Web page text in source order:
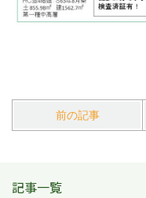
前の記事
記事一覧